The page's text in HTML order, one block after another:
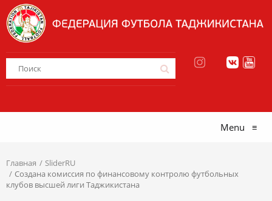
Menu ≡
Главная
SliderRU
Создана комиссия по финансовому контролю футбольных
клубов высшей лиги Таджикистана